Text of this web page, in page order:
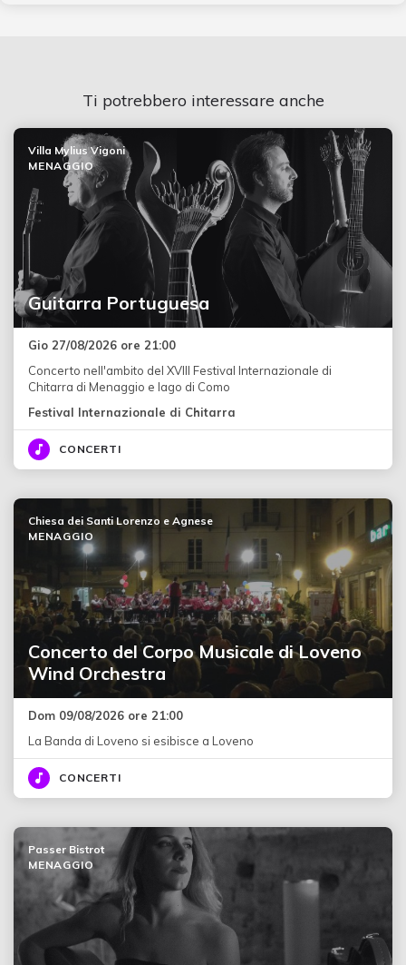
Ti potrebbero interessare anche
Guitarra Portuguesa
Villa Mylius Vigoni
MENAGGIO
Gio 27/08/2026 ore 21:00
Concerto nell'ambito del XVIII Festival Internazionale di
Chitarra di Menaggio e lago di Como
Festival Internazionale di Chitarra
CONCERTI
Concerto del Corpo Musicale di Loveno
Wind Orchestra
Chiesa dei Santi Lorenzo e Agnese
MENAGGIO
Dom 09/08/2026 ore 21:00
La Banda di Loveno si esibisce a Loveno
CONCERTI
Passer Bistrot
MENAGGIO